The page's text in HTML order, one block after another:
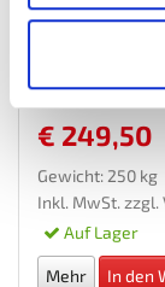
€ 249,50
Gewicht: 250 kg
Inkl. MwSt. zzgl.
Auf Lager
Mehr In den